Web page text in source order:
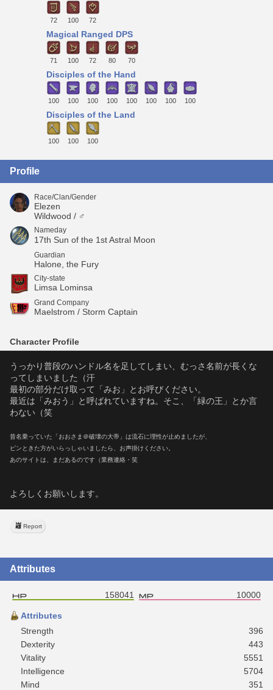
72 100 72
Magical Ranged DPS
71 100 72 80 70
Disciples of the Hand
100 100 100 100 100 100 100 100
Disciples of the Land
100 100 100
Profile
Race/Clan/Gender
Elezen
Wildwood / ♂
Nameday
17th Sun of the 1st Astral Moon
Guardian
Halone, the Fury
City-state
Limsa Lominsa
Grand Company
Maelstrom / Storm Captain
Character Profile
うっかり普段のハンドル名を足してしまい、むっさ名前が長くな
ってしまいました（汗
最初の部分だけ取って「みお」とお呼びください。
最近は「みおう」と呼ばれていますね。そこ、「緑の王」とか言
わない（笑
昔名乗っていた「おおさま＠破壊の大帝」は流石に理性が止めましたが、
ピンときた方がいらっしゃいましたら、お声掛けください。
あのサイトは、まだあるのです（業務連絡・笑
よろしくお願いします。
Report
Attributes
158041 10000
Attributes
Strength
396
Dexterity
443
Vitality
5551
Intelligence
5704
Mind
351